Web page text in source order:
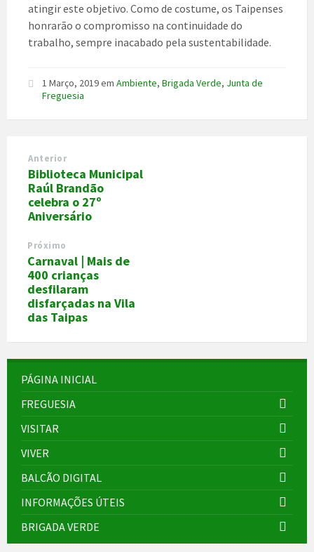
atingir este objetivo. Como de costume, os Taipenses
honrarão o compromisso na continuidade do
trabalho, sempre inacabado pela sustentabilidade.
1 Março, 2019em Ambiente, Brigada Verde, Junta de
Freguesia
Anterior
Biblioteca Municipal
Raúl Brandão
celebra o 27º
Aniversário
Próximo
Carnaval | Mais de
400 crianças
desfilaram
disfarçadas na Vila
das Taipas
PÁGINA INICIAL
FREGUESIA
VISITAR
VIVER
BALCÃO DIGITAL
INFORMAÇÕES ÚTEIS
BRIGADA VERDE